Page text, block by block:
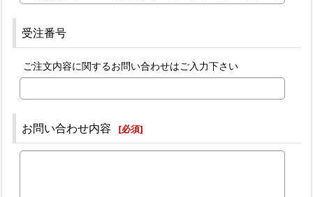
受注番号
ご注文内容に関するお問い合わせはご入力下さい
お問い合わせ内容 [必須]